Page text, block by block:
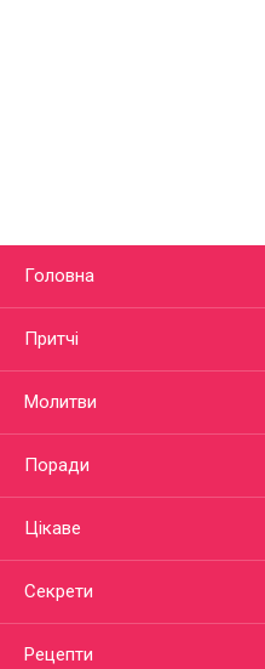
Головна
Притчі
Молитви
Поради
Цікаве
Секрети
Рецепти